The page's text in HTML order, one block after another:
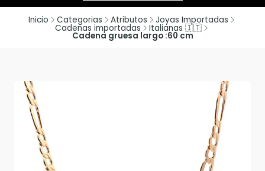
Inicio Categorias Atributos Joyas Importadas
Cadenas importadas Italianas 🇮🇹
Cadena gruesa largo :60 cm